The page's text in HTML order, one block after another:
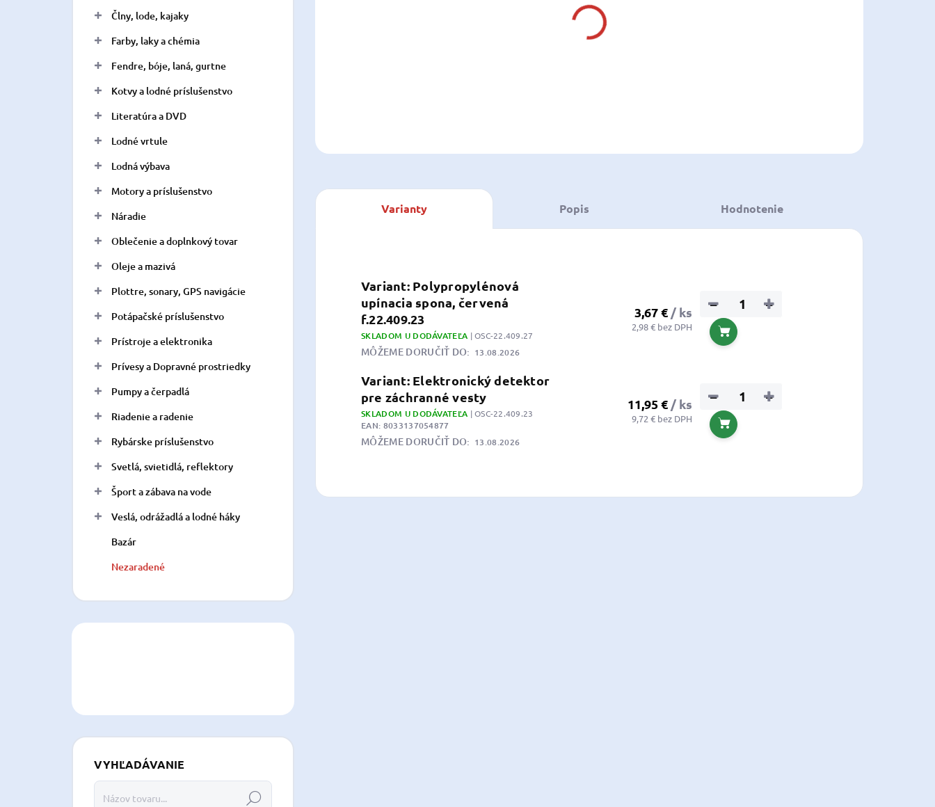
Člny, lode, kajaky
Farby, laky a chémia
Fendre, bóje, laná, gurtne
Kotvy a lodné príslušenstvo
Literatúra a DVD
Lodné vrtule
Lodná výbava
Motory a príslušenstvo
Náradie
Oblečenie a doplnkový tovar
Oleje a mazivá
Plottre, sonary, GPS navigácie
Potápačské príslušenstvo
Prístroje a elektronika
Prívesy a Dopravné prostriedky
Pumpy a čerpadlá
Riadenie a radenie
Rybárske príslušenstvo
Svetlá, svietidlá, reflektory
Šport a zábava na vode
Veslá, odrážadlá a lodné háky
Bazár
Nezaradené
VYHĽADÁVANIE
Hľadať
Varianty Popis Hodnotenie
Variant: Polypropylénová
upínacia spona, červená
f.22.409.23
SKLADOM U DODÁVATEĽA | OSC-22.409.27
MÔŽEME DORUČIŤ DO: 13.08.2026
3,67 € / ks
2,98 € bez DPH
+
−
Do košíka
Variant: Elektronický detektor
pre záchranné vesty
SKLADOM U DODÁVATEĽA | OSC-22.409.23
EAN: 8033137054877
MÔŽEME DORUČIŤ DO: 13.08.2026
11,95 € / ks
9,72 € bez DPH
+
−
Do košíka